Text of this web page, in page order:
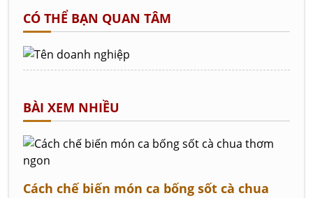
CÓ THỂ BẠN QUAN TÂM
BÀI XEM NHIỀU
Cách chế biến món ca bống sốt cà chua